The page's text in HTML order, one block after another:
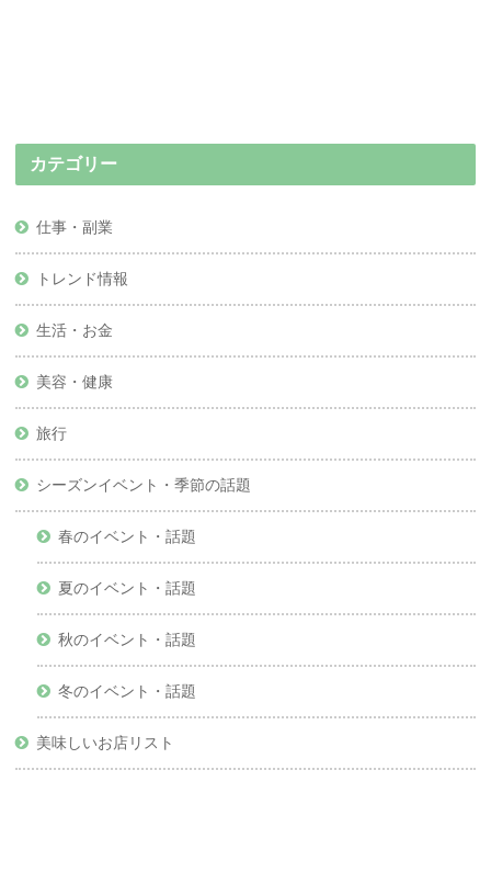
カテゴリー
仕事・副業
トレンド情報
生活・お金
美容・健康
旅行
シーズンイベント・季節の話題
春のイベント・話題
夏のイベント・話題
秋のイベント・話題
冬のイベント・話題
美味しいお店リスト